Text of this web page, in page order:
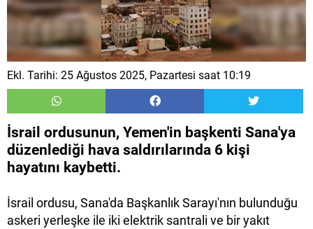
Ekl. Tarihi: 25 Ağustos 2025, Pazartesi saat 10:19
İsrail ordusunun, Yemen'in başkenti Sana'ya
düzenlediği hava saldırılarında 6 kişi
hayatını kaybetti.
İsrail ordusu, Sana'da Başkanlık Sarayı'nın bulunduğu
askeri yerleşke ile iki elektrik santrali ve bir yakıt